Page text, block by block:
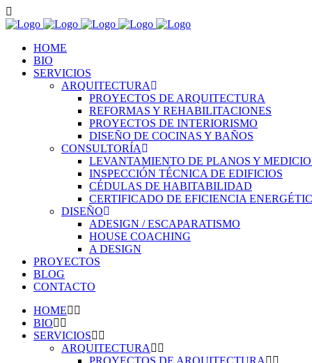
HOME
BIO
SERVICIOS
ARQUITECTURA
PROYECTOS DE ARQUITECTURA
REFORMAS Y REHABILITACIONES
PROYECTOS DE INTERIORISMO
DISEÑO DE COCINAS Y BAÑOS
CONSULTORÍA
LEVANTAMIENTO DE PLANOS Y
INSPECCIÓN TÉCNICA DE EDIFICIOS
CÉDULAS DE HABITABILIDAD
CERTIFICADO DE EFICIENCIA
DISEÑO
ADESIGN / ESCAPARATISMO
HOUSE COACHING
A DESIGN
PROYECTOS
BLOG
CONTACTO
HOME
BIO
SERVICIOS
ARQUITECTURA
PROYECTOS DE ARQUITECTURA